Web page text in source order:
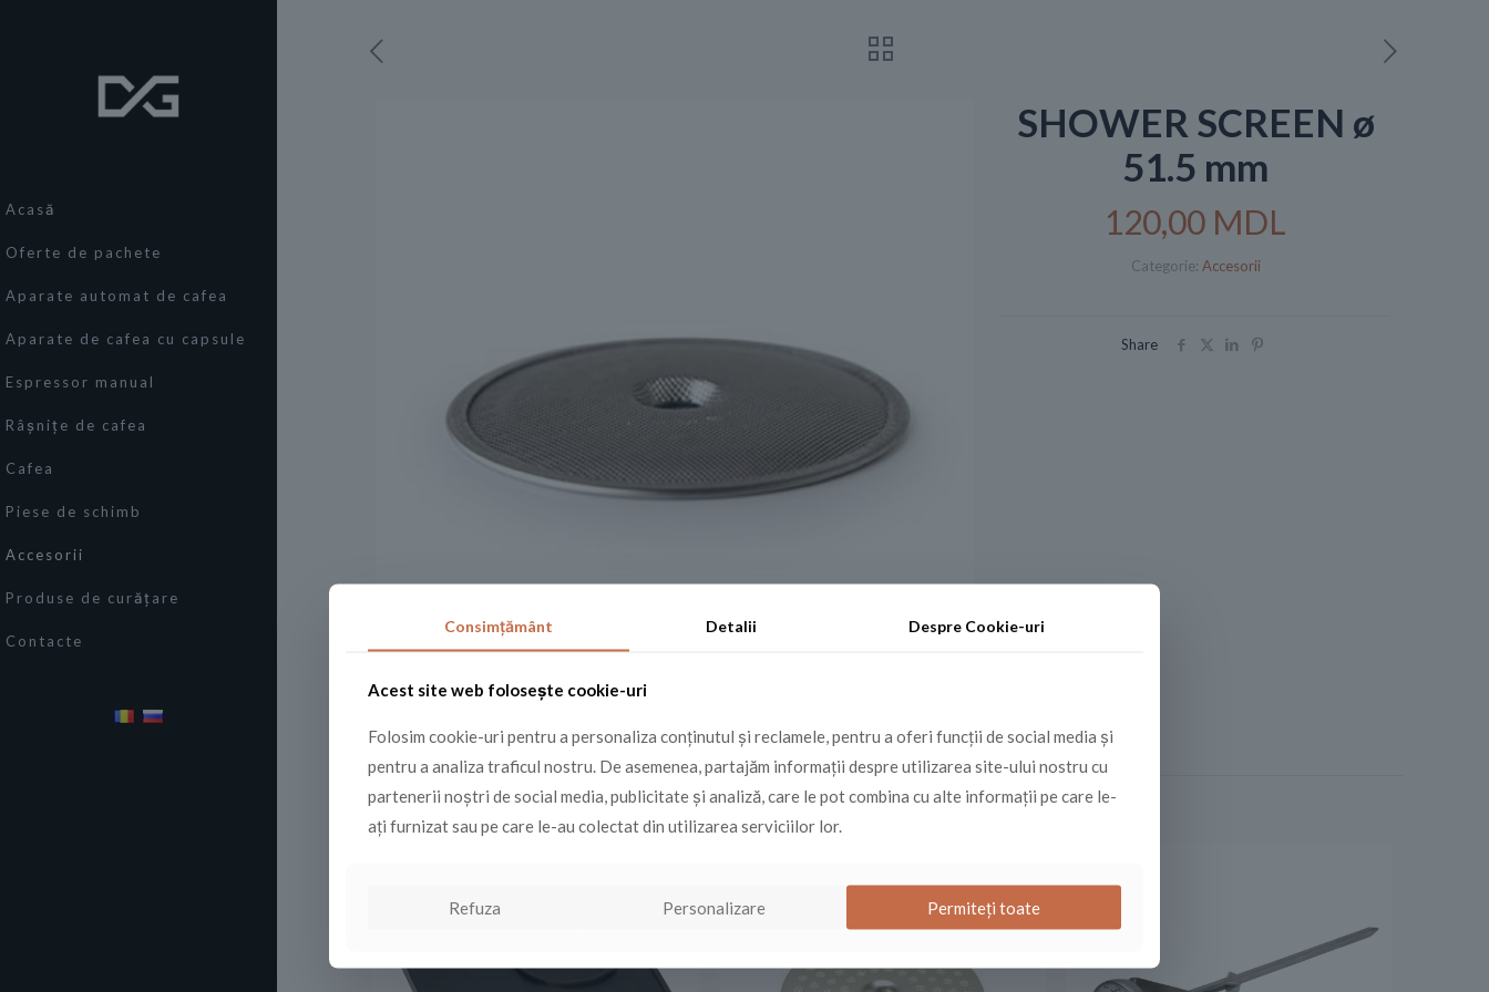
Acasă
Oferte de pachete
Aparate automat de cafea
Aparate de cafea cu capsule
Espressor manual
Râșnițe de cafea
Cafea
Piese de schimb
Accesorii
Produse de curățare
Contacte
SHOWER SCREEN ø
51.5 mm
120,00 MDL
Categorie: Accesorii
Share
Produse similare
Consimţământ Detalii Despre Cookie-uri
Acest site web folosește cookie-uri
Folosim cookie-uri pentru a personaliza conținutul și reclamele, pentru a oferi funcții de social media și
pentru a analiza traficul nostru. De asemenea, partajăm informații despre utilizarea site-ului nostru cu
partenerii noștri de social media, publicitate și analiză, care le pot combina cu alte informații pe care le-
ați furnizat sau pe care le-au colectat din utilizarea serviciilor lor.
Refuza Personalizare Permiteți toate